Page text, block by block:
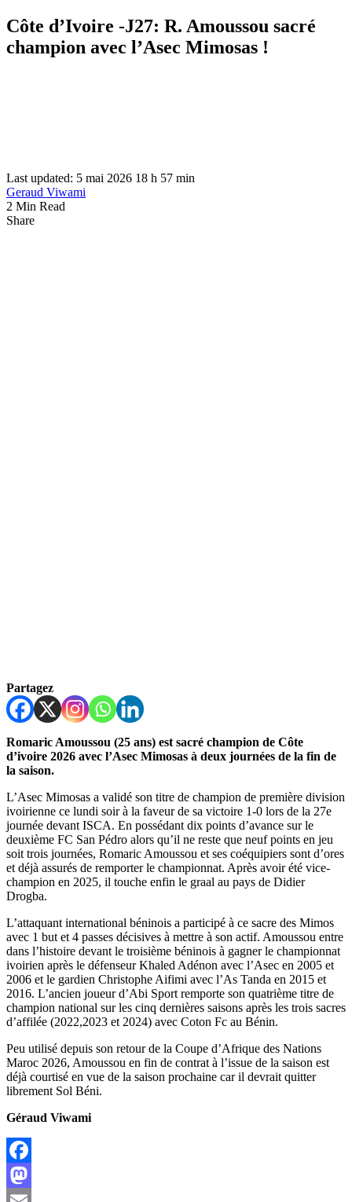
Côte d’Ivoire -J27: R. Amoussou sacré
champion avec l’Asec Mimosas !
Last updated: 5 mai 2026 18 h 57 min
Geraud Viwami
2 Min Read
Share
Partagez
Romaric Amoussou (25 ans) est sacré champion de Côte
d’ivoire 2026 avec l’Asec Mimosas à deux journées de la fin de
la saison.
L’Asec Mimosas a validé son titre de champion de première division
ivoirienne ce lundi soir à la faveur de sa victoire 1-0 lors de la 27e
journée devant ISCA. En possédant dix points d’avance sur le
deuxième FC San Pédro alors qu’il ne reste que neuf points en jeu
soit trois journées, Romaric Amoussou et ses coéquipiers sont d’ores
et déjà assurés de remporter le championnat. Après avoir été vice-
champion en 2025, il touche enfin le graal au pays de Didier
Drogba.
L’attaquant international béninois a participé à ce sacre des Mimos
avec 1 but et 4 passes décisives à mettre à son actif. Amoussou entre
dans l’histoire devant le troisième béninois à gagner le championnat
ivoirien après le défenseur Khaled Adénon avec l’Asec en 2005 et
2006 et le gardien Christophe Aifimi avec l’As Tanda en 2015 et
2016. L’ancien joueur d’Abi Sport remporte son quatrième titre de
champion national sur les cinq dernières saisons après les trois sacres
d’affilée (2022,2023 et 2024) avec Coton Fc au Bénin.
Peu utilisé depuis son retour de la Coupe d’Afrique des Nations
Maroc 2026, Amoussou en fin de contrat à l’issue de la saison est
déjà courtisé en vue de la saison prochaine car il devrait quitter
librement Sol Béni.
Géraud Viwami
Facebook